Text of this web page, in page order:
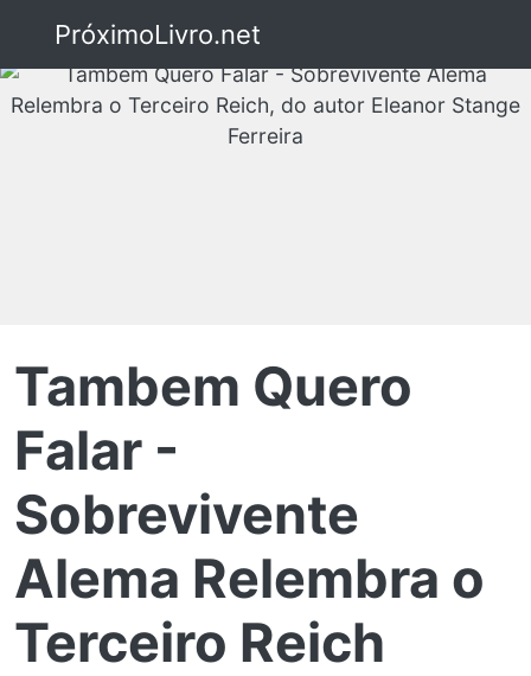
PróximoLivro.net
Tambem Quero
Falar -
Sobrevivente
Alema Relembra o
Terceiro Reich